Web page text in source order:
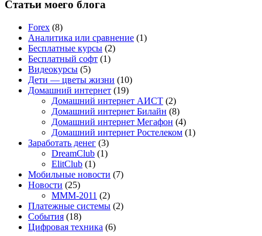
Статьи моего блога
Forex (8)
Аналитика или сравнение (1)
Бесплатные курсы (2)
Бесплатный софт (1)
Видеокурсы (5)
Дети — цветы жизни (10)
Домашний интернет (19)
Домашний интернет АИСТ (2)
Домашний интернет Билайн (8)
Домашний интернет Мегафон (4)
Домашний интернет Ростелеком (1)
Заработать денег (3)
DreamClub (1)
ElitClub (1)
Мобильные новости (7)
Новости (25)
МММ-2011 (2)
Платежные системы (2)
События (18)
Цифровая техника (6)